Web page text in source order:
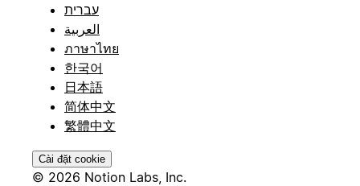
עברית
العربية
ภาษาไทย
한국어
日本語
简体中文
繁體中文
Cài đặt cookie
© 2026 Notion Labs, Inc.